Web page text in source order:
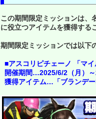
この期間限定ミッションは、
に役立つアイテムを獲得する
期間限定ミッションでは以下
■アスコリピチェーノ 「マ
開催期間…2025/6/2（月）～
獲得アイテム…「ブランデー